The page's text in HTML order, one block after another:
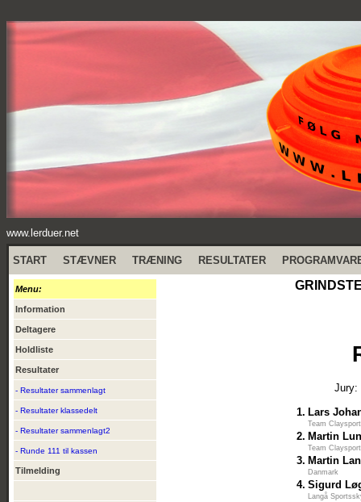
www.lerduer.net
START STÆVNER TRÆNING RESULTATER
Menu:
Information
Deltagere
Holdliste
Resultater
- Resultater sammenlagt
- Resultater klassedelt
- Resultater sammenlagt2
- Runde 111 til kassen
Tilmelding
Jury:
1. Lars
Team
2. Martin
Team
3. Martin
Danmark
4. Sigurd
Langå